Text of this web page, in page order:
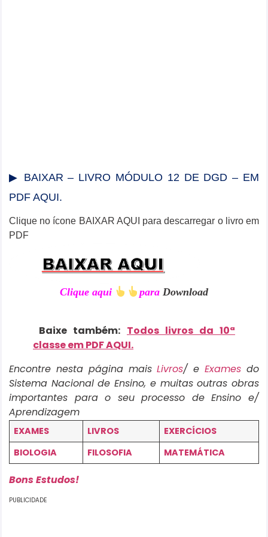
▶ BAIXAR – LIVRO MÓDULO 12 DE DGD – EM
PDF AQUI.
Clique no ícone BAIXAR AQUI para descarregar o livro em
PDF
Clique aqui para Download
Baixe também: Todos livros da 10ª
classe em PDFAQUI.
Encontre nesta página maisLivros/ eExames do
Sistema Nacional de Ensino, e muitas outras obras
importantes para o seu processo de Ensino e/
Aprendizagem
EXAMES LIVROS
EXERCÍCIOS
BIOLOGIA
FILOSOFIA MATEMÁTICA
Bons Estudos!
PUBLICIDADE